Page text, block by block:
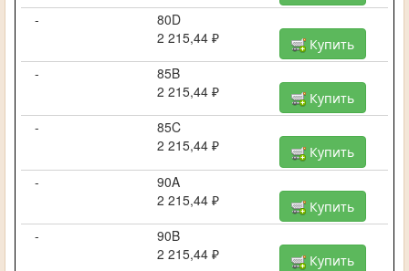
-
80D
2 215,44 ₽
Купить
-
85B
2 215,44 ₽
Купить
-
85C
2 215,44 ₽
Купить
-
90A
2 215,44 ₽
Купить
-
90B
2 215,44 ₽
Купить